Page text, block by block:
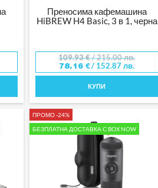
Преносима кафемашина
HiBREW H4 Basic, 3 в 1, черна
109.93€/ 215.00 лв.
78.16€/ 152.87 лв.
КУПИ
ПРОМО -24%
БЕЗПЛАТНА ДОСТАВКА С BOX NOW